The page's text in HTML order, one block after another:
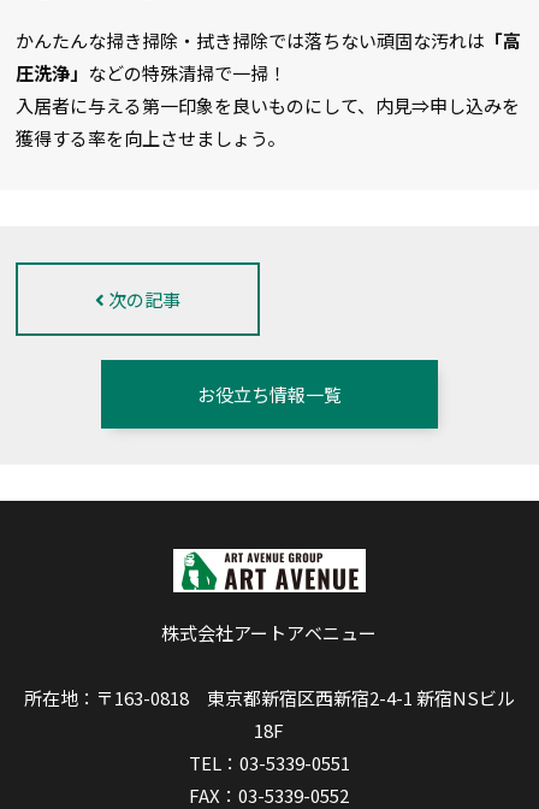
かんたんな掃き掃除・拭き掃除では落ちない頑固な汚れは 「高
圧洗浄」 などの特殊清掃で一掃！
入居者に与える第一印象を良いものにして、内見⇒申し込みを
獲得する率を向上させましょう。
次の記事
お役立ち情報一覧
株式会社アートアベニュー
所在地：〒163-0818 東京都新宿区西新宿2-4-1 新宿NSビル
18F
TEL：03-5339-0551
FAX：03-5339-0552